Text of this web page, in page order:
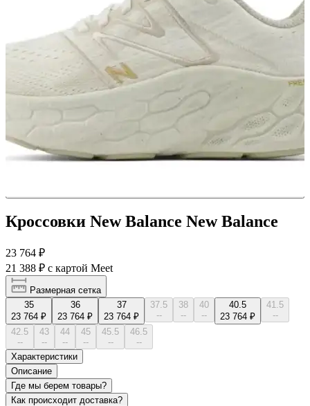
Кроссовки New Balance New Balance
23 764 ₽
21 388 ₽ с картой Meet
Размерная сетка
35
23 764 ₽
36
23 764 ₽
37
23 764 ₽
37.5
--
38
--
40
--
40.5
23 764 ₽
41.5
--
42.5
--
43
--
44
--
45
--
45.5
--
46.5
--
Характеристики
Описание
Где мы берем товары?
Как происходит доставка?